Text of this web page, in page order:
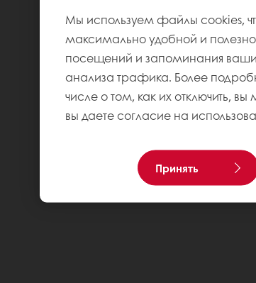
Мы используем файлы cookies,
максимально удобной и
посещений и запоминания ваши
анализа трафика. Более
числе о том, как их отключить, вы
вы даете согласие на
Принять